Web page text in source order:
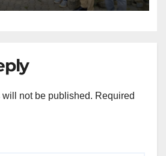
not be published. Required